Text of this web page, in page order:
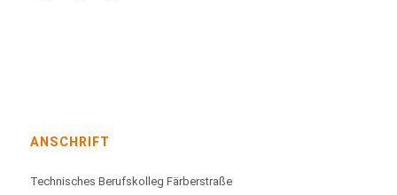
ANSCHRIFT
Technisches Berufskolleg Färberstraße